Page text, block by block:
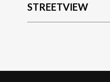
STREETVIEW